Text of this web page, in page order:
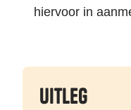
hiervoor in
Uitleg